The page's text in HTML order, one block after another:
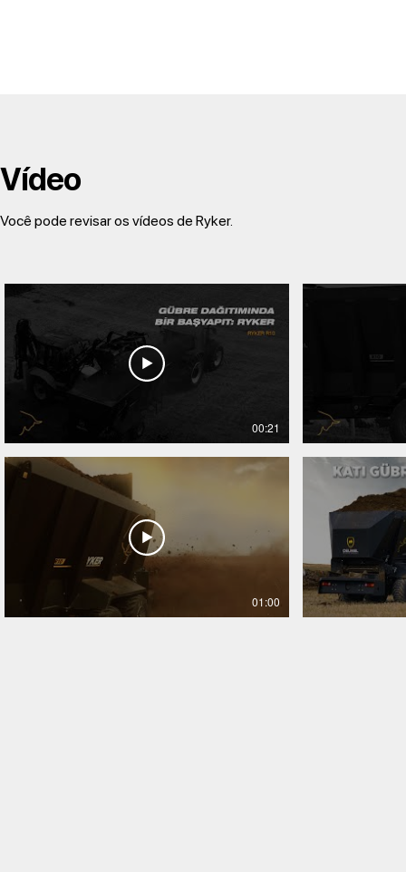
Vídeo
Você pode revisar os vídeos de Ryker.
00:21
01:00